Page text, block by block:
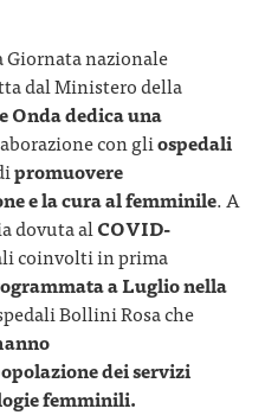
Giornata nazionale
dal Ministero della
Onda dedica una
con gliospedali
promuovere
e la cura al femminile. A
dovuta alCOVID-
coinvolti in prima
a Luglio nella
Bollini Rosa che
dei servizi
femminili.